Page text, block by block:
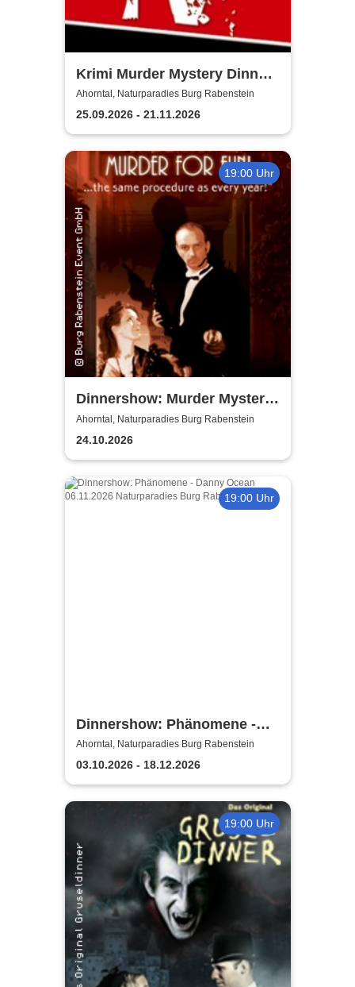
Krimi Murder Mystery Dinner
- Kripo TV
Ahorntal, Naturparadies Burg Rabenstein
25.09.2026 - 21.11.2026
19:00 Uhr
Dinnershow: Murder Mystery
Dinner - Murder for Fun
Ahorntal, Naturparadies Burg Rabenstein
24.10.2026
19:00 Uhr
Dinnershow: Phänomene -
Danny Ocean
Ahorntal, Naturparadies Burg Rabenstein
03.10.2026 - 18.12.2026
19:00 Uhr